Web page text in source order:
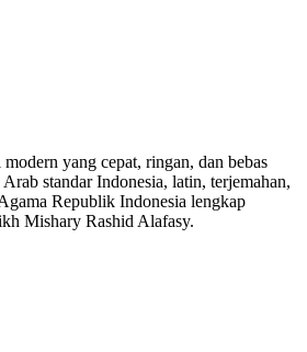
yang cepat, ringan, dan bebas
standar Indonesia, latin, terjemahan,
Republik Indonesia lengkap
Mishary Rashid Alafasy.